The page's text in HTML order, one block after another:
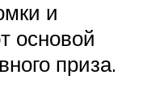
и
основой
приза.